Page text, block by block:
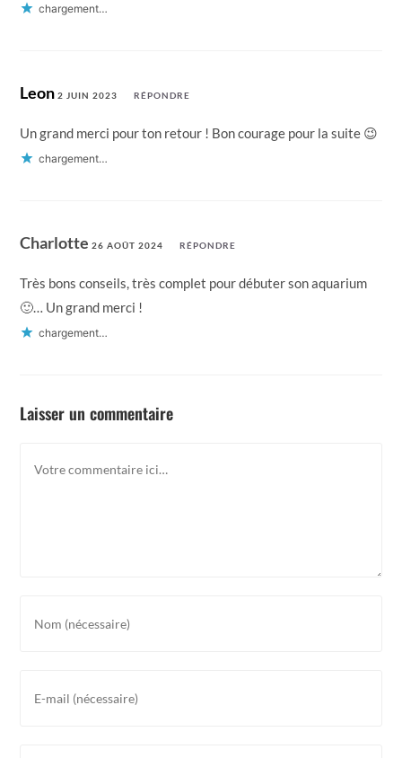
chargement…
Leon 2 JUIN 2023 RÉPONDRE
Un grand merci pour ton retour ! Bon courage pour la suite 😉
chargement…
Charlotte26 AOÛT 2024 RÉPONDRE
Très bons conseils, très complet pour débuter son aquarium
🙂… Un grand merci !
chargement…
Laisser un commentaire
your
username
your